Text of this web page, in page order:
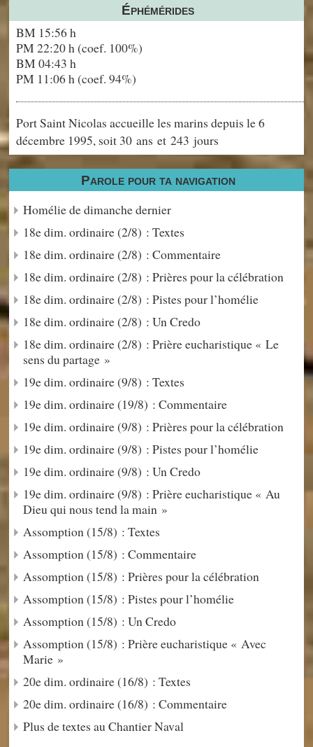
Éphémérides
BM 15:56 h
PM 22:20 h (coef. 100%)
BM 04:43 h
PM 11:06 h (coef. 94%)
Port Saint Nicolas accueille les marins depuis le 6
décembre 1995, soit 30 ans et 243 jours
Parole pour ta navigation
Homélie de dimanche dernier
18e dim. ordinaire (2/8) : Textes
18e dim. ordinaire (2/8) : Commentaire
18e dim. ordinaire (2/8) : Prières pour la célébration
18e dim. ordinaire (2/8) : Pistes pour l’homélie
18e dim. ordinaire (2/8) : Un Credo
18e dim. ordinaire (2/8) : Prière eucharistique « Le
sens du partage »
19e dim. ordinaire (9/8) : Textes
19e dim. ordinaire (19/8) : Commentaire
19e dim. ordinaire (9/8) : Prières pour la célébration
19e dim. ordinaire (9/8) : Pistes pour l’homélie
19e dim. ordinaire (9/8) : Un Credo
19e dim. ordinaire (9/8) : Prière eucharistique « Au
Dieu qui nous tend la main »
Assomption (15/8) : Textes
Assomption (15/8) : Commentaire
Assomption (15/8) : Prières pour la célébration
Assomption (15/8) : Pistes pour l’homélie
Assomption (15/8) : Un Credo
Assomption (15/8) : Prière eucharistique « Avec
Marie »
20e dim. ordinaire (16/8) : Textes
20e dim. ordinaire (16/8) : Commentaire
Plus de textes au Chantier Naval